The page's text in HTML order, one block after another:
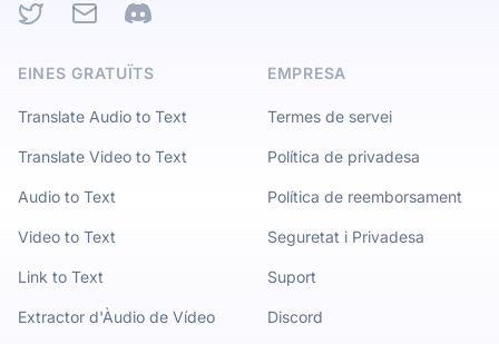
TwitterEmail Discord
EINES GRATUÏTS
Translate Audio to Text
Translate Video to Text
Audio to Text
Video to Text
Link to Text
Extractor d'Àudio de Vídeo
EMPRESA
Termes de servei
Política de privadesa
Política de reemborsament
Seguretat i Privadesa
Suport
Discord